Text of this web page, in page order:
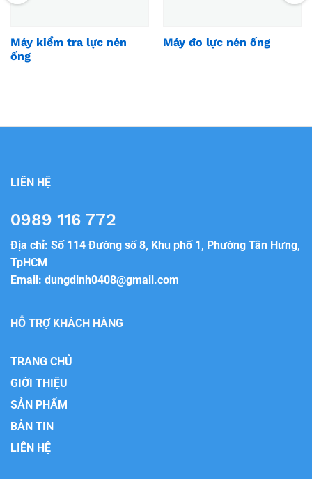
Máy kiểm tra lực nén
ống
Máy đo lực nén ống
LIÊN HỆ
0989 116 772
Địa chỉ: Số 114 Đường số 8, Khu phố 1, Phường Tân Hưng,
TpHCM
Email: dungdinh0408@gmail.com
HỖ TRỢ KHÁCH HÀNG
TRANG CHỦ
GIỚI THIỆU
SẢN PHẨM
BẢN TIN
LIÊN HỆ